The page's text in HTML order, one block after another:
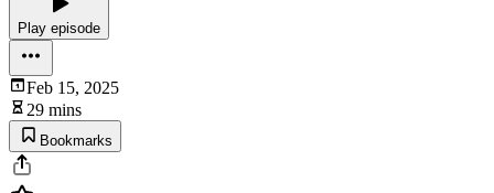
Play episode
Feb 15, 2025
29 mins
Bookmarks